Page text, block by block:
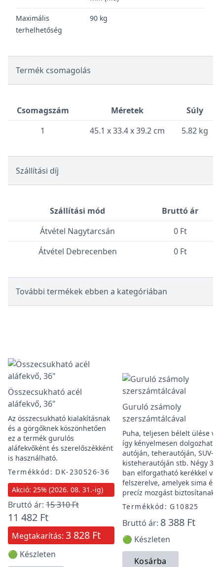
Maximális
terhelhetőség
90 kg
Termék csomagolás
Csomagszám Méretek
Súly
1
45.1 x 33.4 x 39.2 cm 5.82 kg
Szállítási díj
Szállítási mód
Bruttó ár
Átvétel Nagytarcsán
0 Ft
Átvétel Debrecenben
0 Ft
További termékek ebben a kategóriában
Összecsukható acél
aláfekvő, 36"
Az összecsukható kialakításnak
és a görgőknek köszönhetően
ez a termék gurulós
aláfekvőként és szerelőszékként
is használható.
Termékkód: DK-230526-36
Akció: 25% (2026. 08. 31.-ig)
Bruttó ár: 15 310 Ft
11 482 Ft
Megtakarítás: 3 828 Ft
🟢 Készleten
Guruló zsámoly
szerszámtálcával
Puha, teljesen bélelt ülése
így kényelmesen dolgozhat
autóján, teherautóján, SUV-
kisteherautóján stb. Négy
ban elforgatható kerékkel van
felszerelve, amelyek sima és
precíz mozgást biztosítanak.
Termékkód: G10825
Bruttó ár: 8 388 Ft
🟢 Készleten
Kosárba